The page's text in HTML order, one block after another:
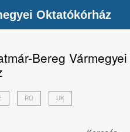
Bereg Vármegyei
RO UK
Oktatókórház